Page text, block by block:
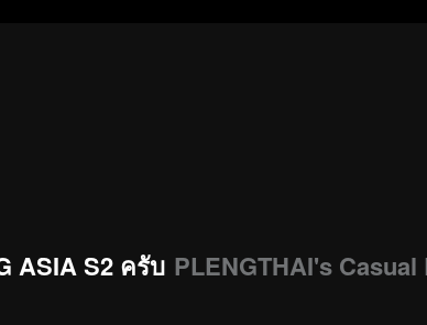
ASIA S2 ครับ PLENGTHAI's Casual